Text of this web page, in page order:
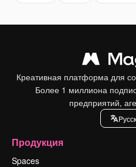
Креативная платформа для
Более 1 миллиона
предприятий,
Продукция
Spaces